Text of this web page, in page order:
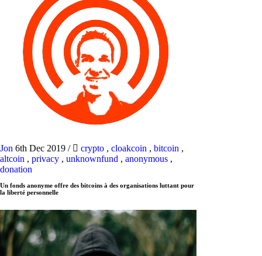
Jon 6th Dec 2019 / crypto , cloakcoin , bitcoin ,
altcoin , privacy , unknownfund , anonymous ,
donation
Un fonds anonyme offre des bitcoins à des organisations luttant pour
la liberté personnelle